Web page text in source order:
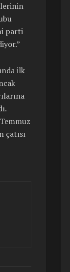
parti
ilk
çatısı